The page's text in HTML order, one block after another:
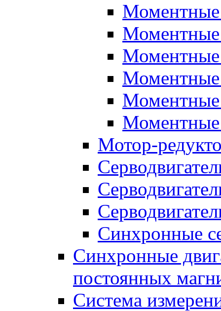
Моментные
Моментные
Моментные
Моментные
Моментные
Моментные
Мотор-
Синхронные
Синхронные
постоянных
Система